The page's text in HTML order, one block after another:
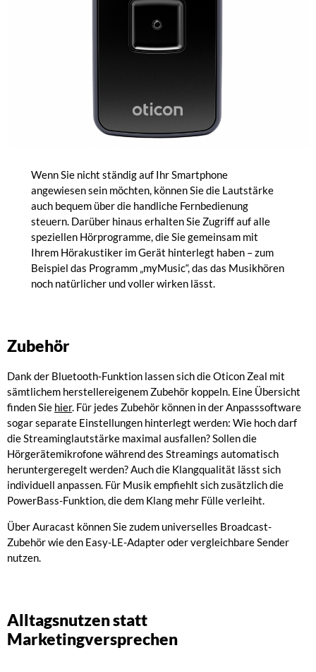
Wenn Sie nicht ständig auf Ihr Smartphone
angewiesen sein möchten, können Sie die Lautstärke
auch bequem über die handliche Fernbedienung
steuern. Darüber hinaus erhalten Sie Zugriff auf alle
speziellen Hörprogramme, die Sie gemeinsam mit
Ihrem Hörakustiker im Gerät hinterlegt haben – zum
Beispiel das Programm „myMusic“, das das Musikhören
noch natürlicher und voller wirken lässt.
Zubehör
Dank der Bluetooth-Funktion lassen sich die Oticon Zeal mit
sämtlichem herstellereigenem Zubehör koppeln. Eine Übersicht
finden Sie hier. Für jedes Zubehör können in der Anpasssoftware
sogar separate Einstellungen hinterlegt werden: Wie hoch darf
die Streaminglautstärke maximal ausfallen? Sollen die
Hörgerätemikrofone während des Streamings automatisch
heruntergeregelt werden? Auch die Klangqualität lässt sich
individuell anpassen. Für Musik empfiehlt sich zusätzlich die
PowerBass-Funktion, die dem Klang mehr Fülle verleiht.
Über Auracast können Sie zudem universelles Broadcast-
Zubehör wie den Easy-LE-Adapter oder vergleichbare Sender
nutzen.
Alltagsnutzen statt
Marketingversprechen